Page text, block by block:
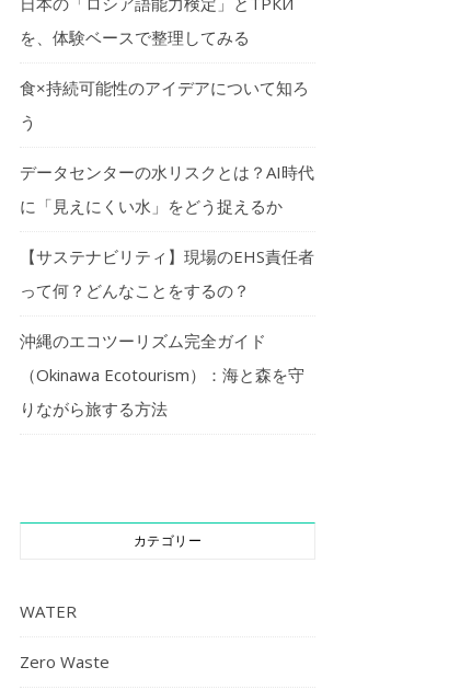
を、体験ベースで整理してみる
食×持続可能性のアイデアについて知ろ
う
データセンターの水リスクとは？AI時代
に「見えにくい水」をどう捉えるか
【サステナビリティ】現場のEHS責任者
って何？どんなことをするの？
沖縄のエコツーリズム完全ガイド
（Okinawa Ecotourism）：海と森を守
りながら旅する方法
カテゴリー
WATER
Zero Waste